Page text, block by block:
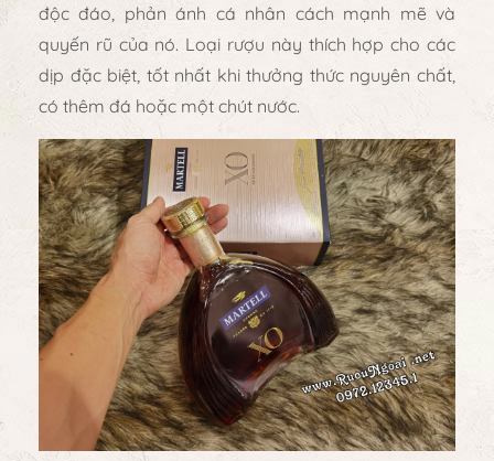
độc đáo, phản ánh cá nhân cách mạnh mẽ và
quyến rũ của nó. Loại rượu này thích hợp cho các
dịp đặc biệt, tốt nhất khi thưởng thức nguyên chất,
có thêm đá hoặc một chút nước.